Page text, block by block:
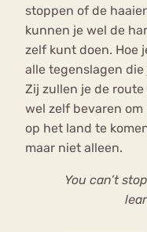
stoppen of de
kunnen je wel de
zelf kunt doen. Hoe
alle tegenslagen
Zij zullen je de
wel zelf bevaren
op het land te
maar niet alleen.
You can’t